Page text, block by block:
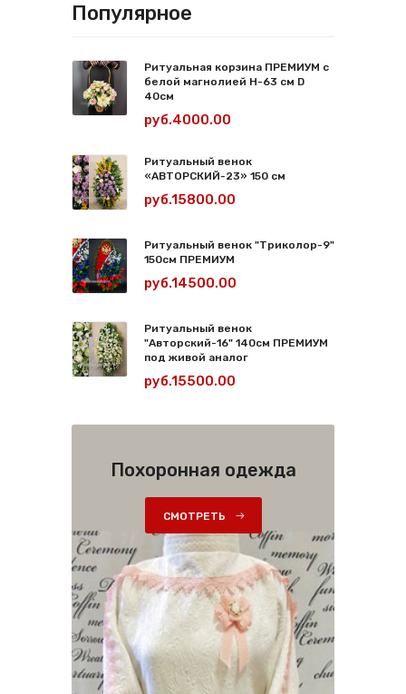
Популярное
Ритуальная корзина ПРЕМИУМ с
белой магнолией Н-63 см D
40см
руб.4000.00
Ритуальный венок
«АВТОРСКИЙ-23» 150 см
руб.15800.00
Ритуальный венок "Триколор-9"
150см ПРЕМИУМ
руб.14500.00
Ритуальный венок
"Авторский-16" 140см ПРЕМИУМ
под живой аналог
руб.15500.00
Похоронная одежда
СМОТРЕТЬ